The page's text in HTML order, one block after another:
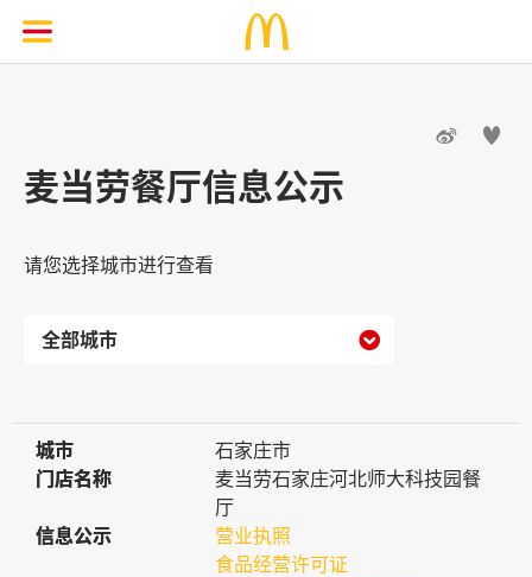
 
麦当劳餐厅信息公示
请您选择城市进行查看

城市
城市
石家庄市
门店名称
门店名称
麦当劳石家庄河北师大科技园餐
厅
信息公示
信息公示
营业执照
食品经营许可证